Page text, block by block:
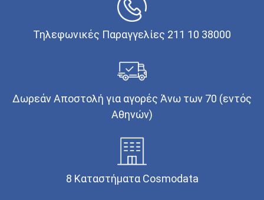
Τηλεφωνικές Παραγγελίες 211 10 38000
Δωρεάν Αποστολή για αγορές Άνω των 70 (εντός
Αθηνών)
8 Καταστήματα Cosmodata